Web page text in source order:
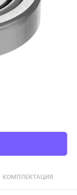
КОМПЛЕКТАЦИЯ